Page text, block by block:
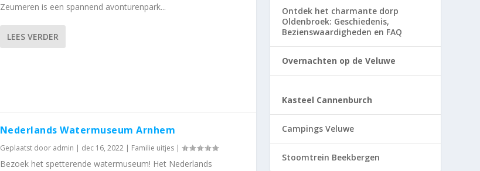
Zeumeren is een spannend avonturenpark...
LEES VERDER
Nederlands Watermuseum Arnhem
Geplaatst door admin | dec 16, 2022| Familie uitjes|
Bezoek het spetterende watermuseum! Het Nederlands
Ontdek het charmante dorp
Oldenbroek: Geschiedenis,
Bezienswaardigheden en FAQ
Overnachten op de Veluwe
Kasteel Cannenburch
Campings Veluwe
Stoomtrein Beekbergen